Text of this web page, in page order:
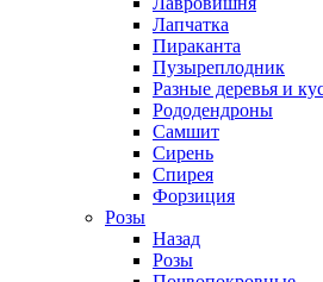
Лапчатка
Пираканта
Пузыреплодник
Разные деревья и
Рододендроны
Самшит
Сирень
Спирея
Форзиция
Розы
Назад
Розы